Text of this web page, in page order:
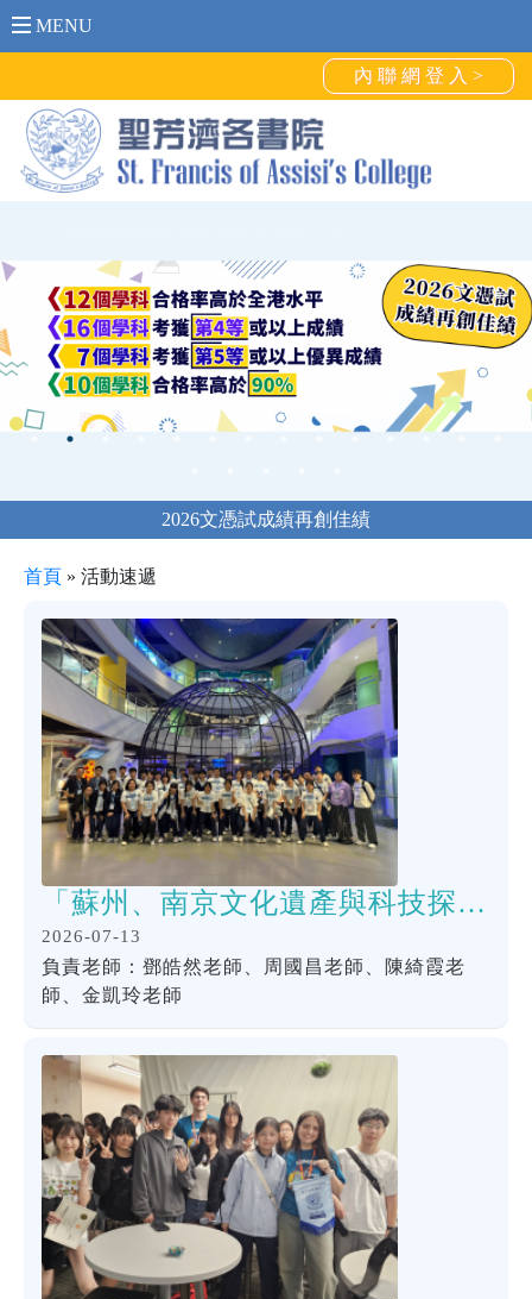
MENU
內 聯 網 登 入 >
2026文憑試成績再創佳績
首頁 » 活動速遞
「蘇州、南京文化遺產與科技探索之旅」
2026-07-13
負責老師：鄧皓然老師、周國昌老師、陳綺霞老
師、金凱玲老師